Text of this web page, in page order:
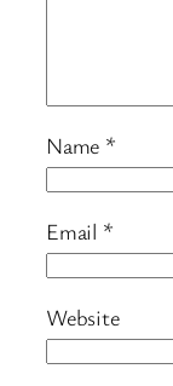
Name *
Email *
Website